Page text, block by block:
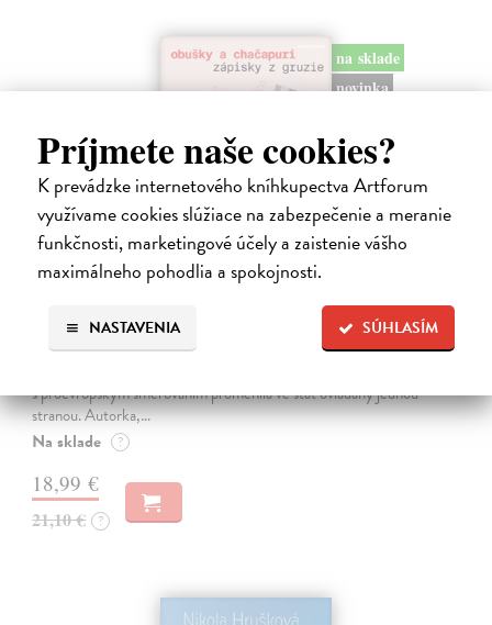
Príjmete naše cookies?
K prevádzke internetového kníhkupectva Artforum
využívame cookies slúžiace na zabezpečenie a meranie
funkčnosti, marketingové účely a zaistenie vášho
maximálneho pohodlia a spokojnosti.
SÚHLASÍM
NASTAVENIA
na sklade
novinka
Karlíková Eva| Kniha
Kniha přináší svědectví o společenské, politické a kulturní situaci
s proevropským směřováním proměnila ve stát ovládaný jednou
stranou. Autorka,…
Na sklade ?
18,99 €
21,10 € ?